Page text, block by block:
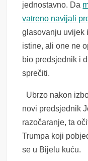
jednostavno. Da
vatreno navijali
glasovanju uvijek
istine, ali one ne
bio predsjednik i
sprečiti.
Ubrzo nakon
novi predsjednik
razočaranje, ta
Trumpa koji
se u Bijelu kuću.